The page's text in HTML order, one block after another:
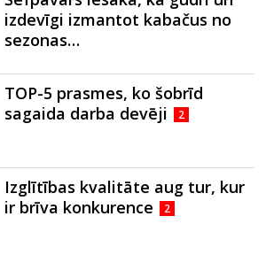
izdevīgi izmantot kabačus no
sezonas…
TOP-5 prasmes, ko šobrīd
sagaida darba devēji
2
Izglītības kvalitāte aug tur, kur
ir brīva konkurence
2